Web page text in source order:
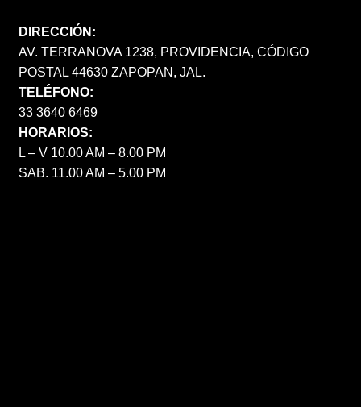
DIRECCIÓN:
AV. TERRANOVA 1238, PROVIDENCIA, CÓDIGO
POSTAL 44630 ZAPOPAN, JAL.
TELÉFONO:
33 3640 6469
HORARIOS:
L – V 10.00 AM – 8.00 PM
SAB. 11.00 AM – 5.00 PM